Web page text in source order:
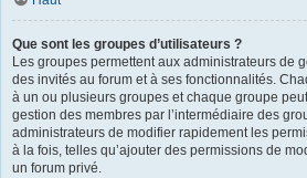
Que sont les groupes d’utilisateurs ?
Les groupes permettent aux administrateurs de
des invités au forum et à ses fonctionnalités.
à un ou plusieurs groupes et chaque groupe
gestion des membres par l’intermédiaire des
administrateurs de modifier rapidement les
à la fois, telles qu’ajouter des permissions de
un forum privé.